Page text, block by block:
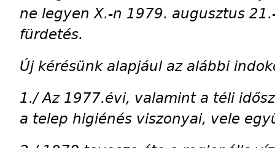
ne legyen X.-n 1979. augusztus
fürdetés.
Új kérésünk alapjául az alábbi
1./ Az 1977.évi, valamint a téli
a telep higiénés viszonyai, vele